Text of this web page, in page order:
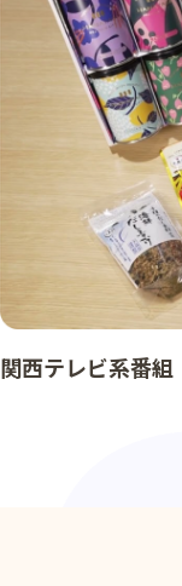
関西テレビ系番組